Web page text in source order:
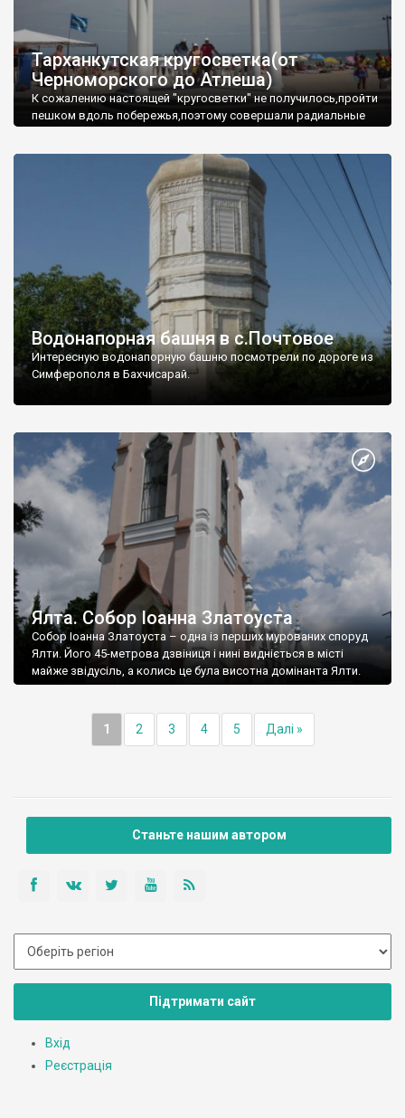
Тарханкутская кругосветка(от
Черноморского до Атлеша)
К сожалению настоящей "кругосветки" не получилось,пройти
пешком вдоль побережья,поэтому совершали радиальные
Водонапорная башня в с.Почтовое
Интересную водонапорную башню посмотрели по дороге из
Симферополя в Бахчисарай.
Ялта. Собор Іоанна Златоуста
Собор Іоанна Златоуста – одна із перших мурованих споруд
Ялти. Його 45-метрова дзвіниця і нині видніється в місті
майже звідусіль, а колись це була висотна домінанта Ялти.
1 2 3 4 5 Далі »
Станьте нашим автором
Підтримати сайт
Вхід
Реєстрація